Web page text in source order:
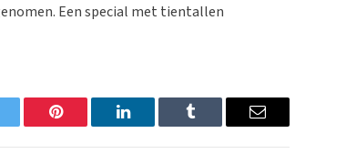
Een special met tientallen
Pinterest LinkedIn Tumblr Email